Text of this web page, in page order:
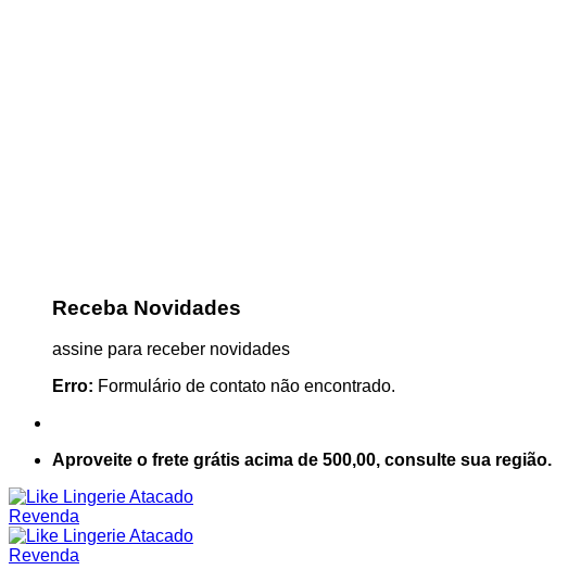
Receba Novidades
assine para receber novidades
Erro: Formulário de contato não encontrado.
Aproveite o frete grátis acima de 500,00, consulte sua região.